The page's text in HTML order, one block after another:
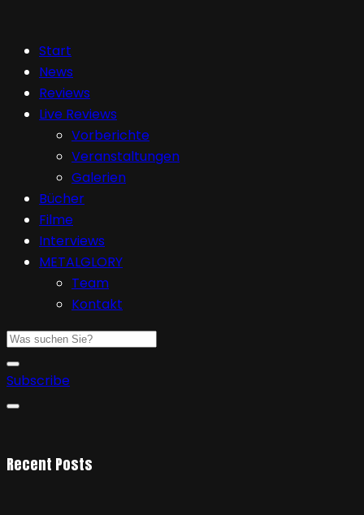
Start
News
Reviews
Live Reviews
Vorberichte
Veranstaltungen
Galerien
Bücher
Filme
Interviews
METALGLORY
Team
Kontakt
Subscribe
Recent Posts